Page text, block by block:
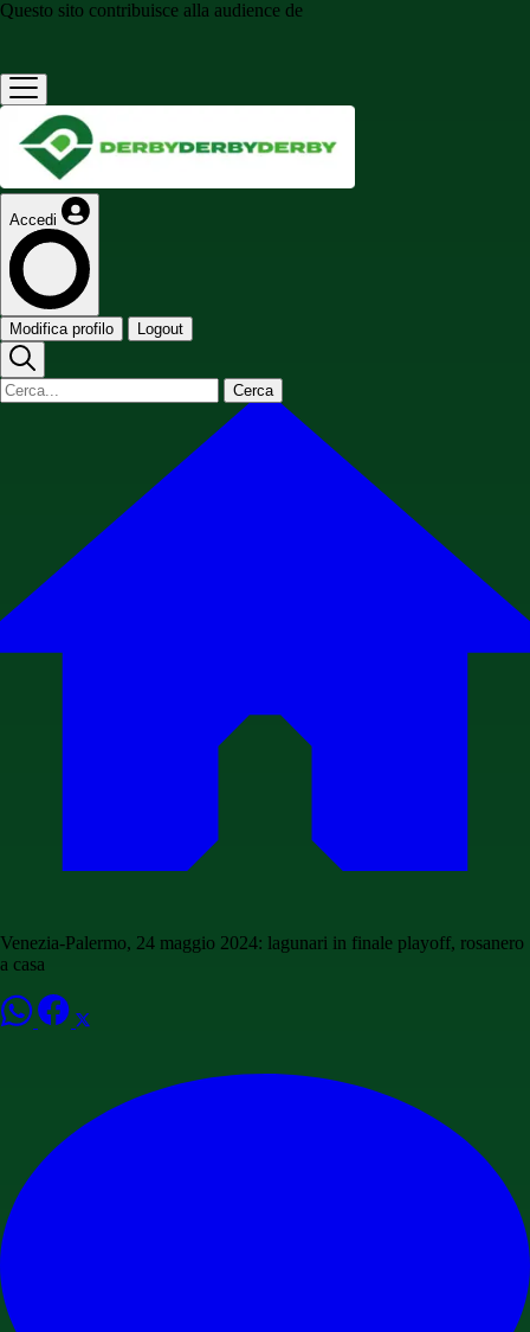
Questo sito contribuisce alla audience de
Accedi
Modifica profilo Logout
Cerca
Venezia-Palermo, 24 maggio 2024: lagunari in finale playoff, rosanero
a casa